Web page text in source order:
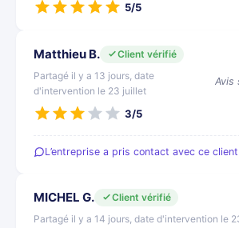
5/5
Matthieu B.
Client vérifié
Partagé il y a 13 jours, date
d'intervention le 23 juillet
Avis
3/5
L’entreprise a pris contact avec ce client
MICHEL G.
Client vérifié
Partagé il y a 14 jours, date d'intervention le